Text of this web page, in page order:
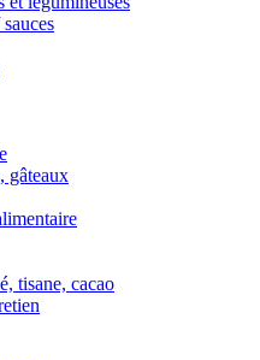
gâteaux
tisane, cacao